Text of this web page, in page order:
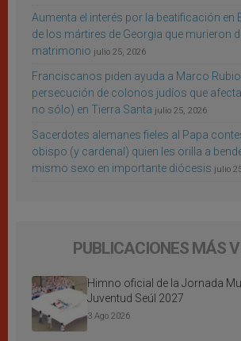
Aumenta el interés por la beatificación en
de los mártires de Georgia que murieron
matrimonio julio 25, 2026
Franciscanos piden ayuda a Marco
persecución de colonos judíos que
no sólo) en Tierra Santa julio 25, 2026
Sacerdotes alemanes fieles al Papa
obispo (y cardenal) quien les orilla a
mismo sexo en importante diócesis julio
PUBLICACIONES MÁS
Himno oficial de la Jornada
Juventud Seúl 2027
3 Ago 2026